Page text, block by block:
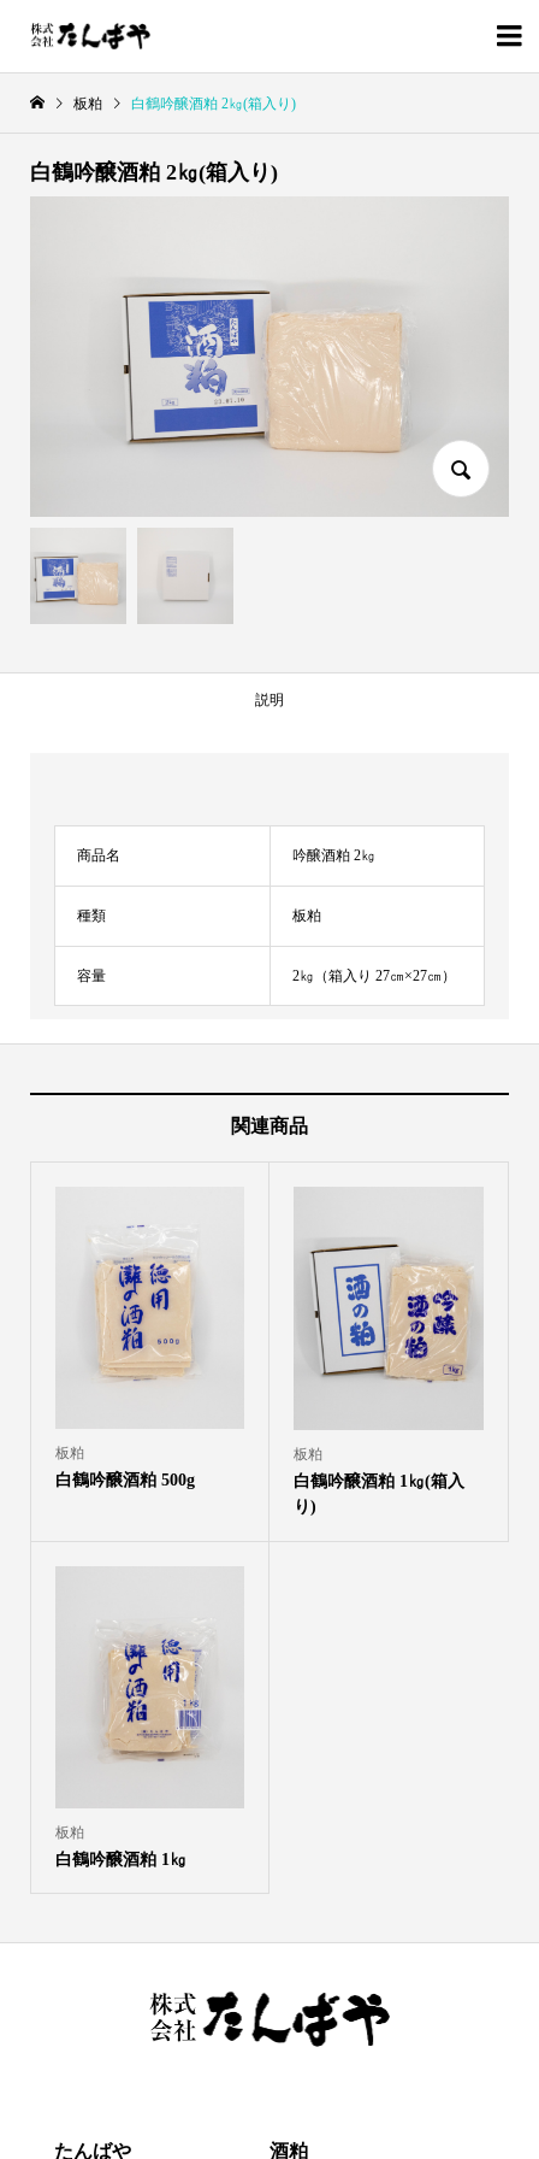

板粕 白鶴吟醸酒粕 2㎏(箱入り)
白鶴吟醸酒粕 2㎏(箱入り)
説明
商品名 吟醸酒粕 2㎏
種類 板粕
容量 2㎏（箱入り 27㎝×27㎝）
関連商品
板粕
白鶴吟醸酒粕 500g
板粕
白鶴吟醸酒粕 1㎏(箱入
り)
板粕
白鶴吟醸酒粕 1㎏
たんばや 酒粕